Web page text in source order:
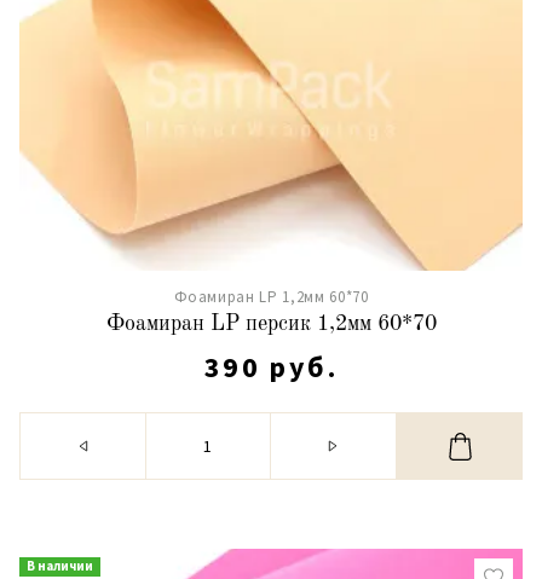
Фоамиран LP 1,2мм 60*70
Фоамиран LP персик 1,2мм 60*70
390 руб.
В наличии